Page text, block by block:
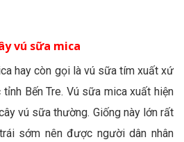
vú sữa mica
hay còn gọi là vú sữa tím xuất xứ
Bến Tre. Vú sữa mica xuất hiện
vú sữa thường. Giống này lớn rất
sớm nên được người dân nhân